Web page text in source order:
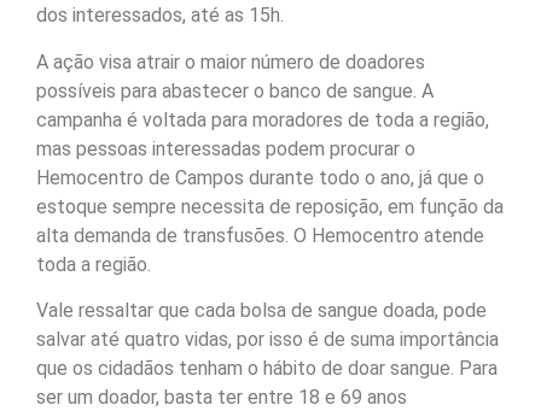
dos interessados, até as 15h.
A ação visa atrair o maior número de doadores
possíveis para abastecer o banco de sangue. A
campanha é voltada para moradores de toda a região,
mas pessoas interessadas podem procurar o
Hemocentro de Campos durante todo o ano, já que o
estoque sempre necessita de reposição, em função da
alta demanda de transfusões. O Hemocentro atende
toda a região.
Vale ressaltar que cada bolsa de sangue doada, pode
salvar até quatro vidas, por isso é de suma importância
que os cidadãos tenham o hábito de doar sangue. Para
ser um doador, basta ter entre 18 e 69 anos